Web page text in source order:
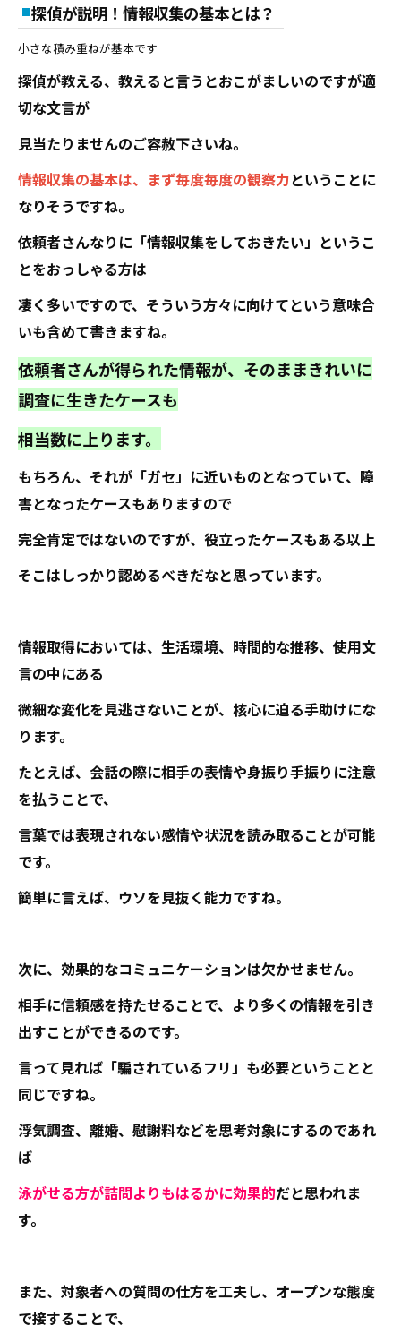
探偵が説明！情報収集の基本とは？
小さな積み重ねが基本です
探偵が教える、教えると言うとおこがましいのですが適
切な文言が
見当たりませんのご容赦下さいね。
情報収集の基本は、まず毎度毎度の観察力ということに
なりそうですね。
依頼者さんなりに「情報収集をしておきたい」というこ
とをおっしゃる方は
凄く多いですので、そういう方々に向けてという意味合
いも含めて書きますね。
依頼者さんが得られた情報が、そのままきれいに
調査に生きたケースも
相当数に上ります。
もちろん、それが「ガセ」に近いものとなっていて、障
害となったケースもありますので
完全肯定ではないのですが、役立ったケースもある以上
そこはしっかり認めるべきだなと思っています。
情報取得においては、生活環境、時間的な推移、使用文
言の中にある
微細な変化を見逃さないことが、核心に迫る手助けにな
ります。
たとえば、会話の際に相手の表情や身振り手振りに注意
を払うことで、
言葉では表現されない感情や状況を読み取ることが可能
です。
簡単に言えば、ウソを見抜く能力ですね。
次に、効果的なコミュニケーションは欠かせません。
相手に信頼感を持たせることで、より多くの情報を引き
出すことができるのです。
言って見れば「騙されているフリ」も必要ということと
同じですね。
浮気調査、離婚、慰謝料などを思考対象にするのであれ
ば
泳がせる方が詰問よりもはるかに効果的だと思われま
す。
また、対象者への質問の仕方を工夫し、オープンな態度
で接することで、